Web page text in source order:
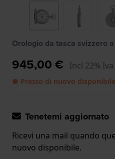
Orologio da tasca svizzero
945,00 € Incl 22% Iva
● Presto di nuovo disponibile
Tenetemi aggiornato
Ricevi una mail quando
nuovo disponibile.